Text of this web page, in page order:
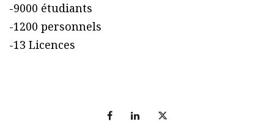
-9000 étudiants
-1200 personnels
-13 Licences